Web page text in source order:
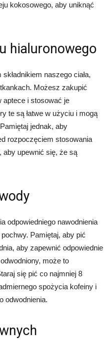
kokosowego, aby uniknąć
hialuronowego
naszego ciała,
Możesz zakupić
aptece i stosować je
te są łatwe w użyciu i mogą
jednak, aby
rozpoczęciem stosowania
aby upewnić się, że są
odpowiedniego nawodnienia
Pamiętaj, aby pić
aby zapewnić odpowiednie
może to
się pić co najmniej 8
spożycia kofeiny i
odwodnienia.